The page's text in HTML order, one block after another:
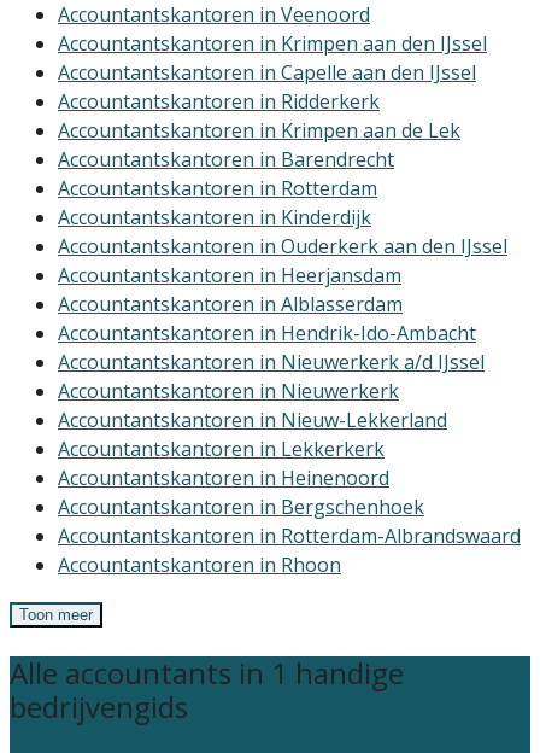
Accountantskantoren in Veenoord
Accountantskantoren in Krimpen aan den IJssel
Accountantskantoren in Capelle aan den IJssel
Accountantskantoren in Ridderkerk
Accountantskantoren in Krimpen aan de Lek
Accountantskantoren in Barendrecht
Accountantskantoren in Rotterdam
Accountantskantoren in Kinderdijk
Accountantskantoren in Ouderkerk aan den IJssel
Accountantskantoren in Heerjansdam
Accountantskantoren in Alblasserdam
Accountantskantoren in Hendrik-Ido-Ambacht
Accountantskantoren in Nieuwerkerk a/d IJssel
Accountantskantoren in Nieuwerkerk
Accountantskantoren in Nieuw-Lekkerland
Accountantskantoren in Lekkerkerk
Accountantskantoren in Heinenoord
Accountantskantoren in Bergschenhoek
Accountantskantoren in Rotterdam-Albrandswaard
Accountantskantoren in Rhoon
Toon meer
Alle accountants in 1 handige
bedrijvengids